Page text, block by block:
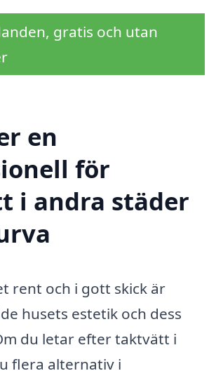
gratis och utan
en
för
i andra städer
rent och i gott skick är
husets estetik och dess
du letar efter taktvätt i
flera alternativ i